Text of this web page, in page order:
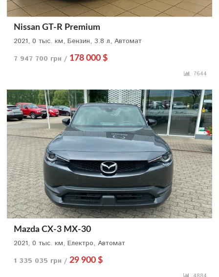
Nissan GT-R Premium
2021, 0 тыс. км, Бензин, 3.8 л, Автомат
7 947 700 грн / 178 000 $
7644
Mazda CX-3 MX-30
2021, 0 тыс. км, Електро, Автомат
1 335 035 грн / 29 900 $